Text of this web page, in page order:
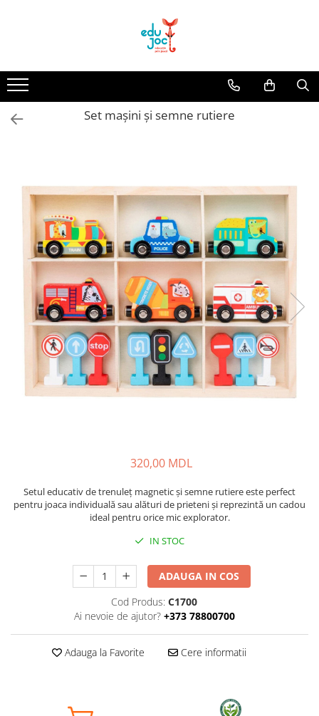
1-2 ani
3-4 ani
5-7 ani
Set mașini și semne rutiere
320,00 MDL
Setul educativ de trenuleț magnetic și semne rutiere este perfect
pentru joaca individuală sau alături de prieteni și reprezintă un cadou
ideal pentru orice mic explorator.
IN STOC
ADAUGA IN COS
Cod Produs: C1700
Ai nevoie de ajutor? +373 78800700
Adauga la Favorite Cere informatii